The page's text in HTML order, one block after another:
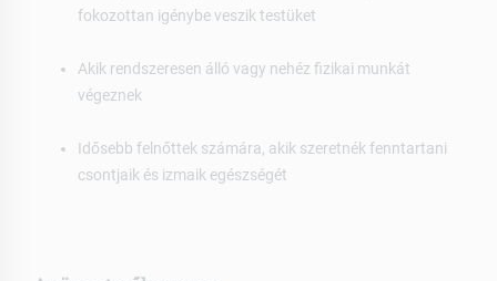
fokozottan igénybe veszik testüket
Akik rendszeresen álló vagy nehéz fizikai munkát
végeznek
Idősebb felnőttek számára, akik szeretnék fenntartani
csontjaik és izmaik egészségét